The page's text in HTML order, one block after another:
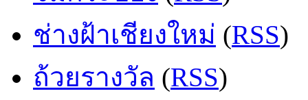
ช่างฝ้าเชียงใหม่ (RSS)
ถ้วยรางวัล (RSS)